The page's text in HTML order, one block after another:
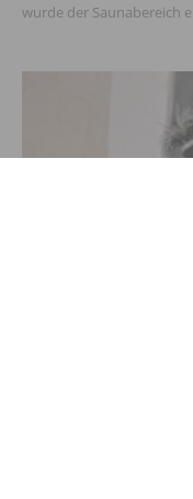
wurde der Saunabereich